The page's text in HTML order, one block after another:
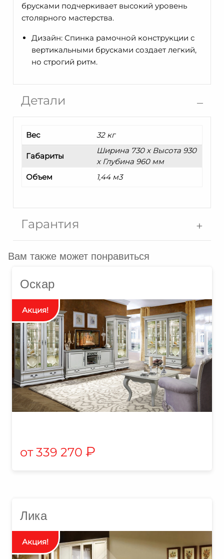
брусками подчеркивает высокий уровень
столярного мастерства.
Дизайн: Спинка рамочной конструкции с
вертикальными брусками создает легкий,
но строгий ритм.
Детали
Вес 32 кг
Габариты
Ширина 730 x Высота 930
x Глубина 960 мм
Объем
1,44 м3
Гарантия
Вам также может понравиться
Оскар
339 270 ₽
Лика